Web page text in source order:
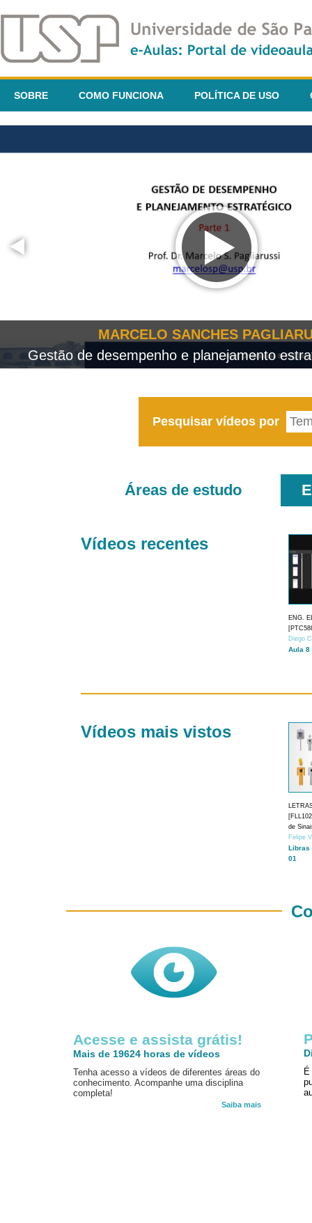
SOBRE COMO FUNCIONA POLÍTICA DE USO
MARCELO SANCHES
Gestão de desempenho e planejamento
Pesquisar vídeos por
Áreas de estudo
Vídeos recentes
ENG.
Diego
Aula 8
Vídeos mais vistos
de
Felipe
Libras
01
Acesse e assista grátis!
Mais de 19624 horas de vídeos
Tenha acesso a vídeos de diferentes áreas do
conhecimento. Acompanhe uma disciplina
completa!
Saiba mais